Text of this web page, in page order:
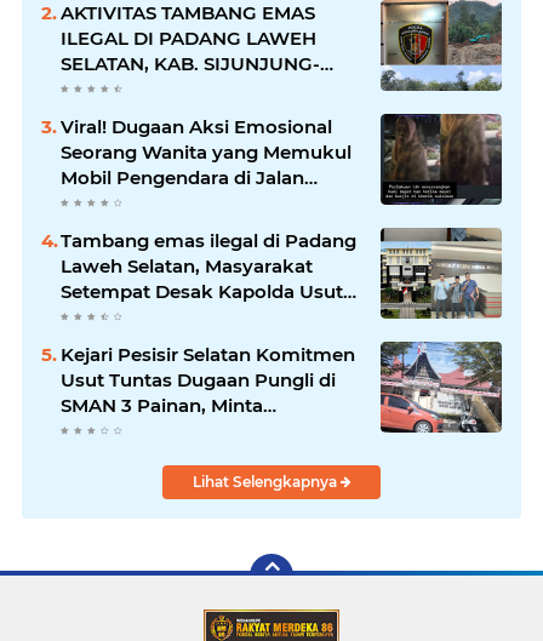
AKTIVITAS TAMBANG EMAS
ILEGAL DI PADANG LAWEH
SELATAN, KAB. SIJUNJUNG-
SUMBAR SEMAKIN
MERAJALELA
Viral! Dugaan Aksi Emosional
Seorang Wanita yang Memukul
Mobil Pengendara di Jalan
Khatib Sulaiman
Tambang emas ilegal di Padang
Laweh Selatan, Masyarakat
Setempat Desak Kapolda Usut
Tuntas
Kejari Pesisir Selatan Komitmen
Usut Tuntas Dugaan Pungli di
SMAN 3 Painan, Minta
Inspektorat Sumbar Lakukan
Lihat Selengkapnya